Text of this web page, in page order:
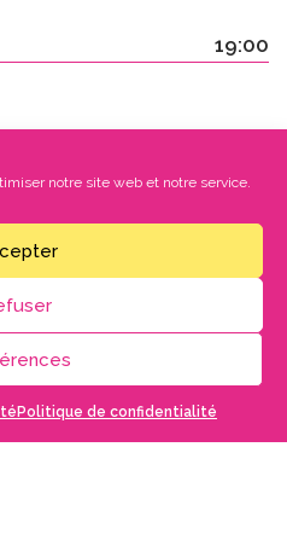
notre site web et notre service.
Politique de confidentialité
19:00
en ligne sur notre site,
ticketmaster et france billet.
EN SAVOIR
PLUS